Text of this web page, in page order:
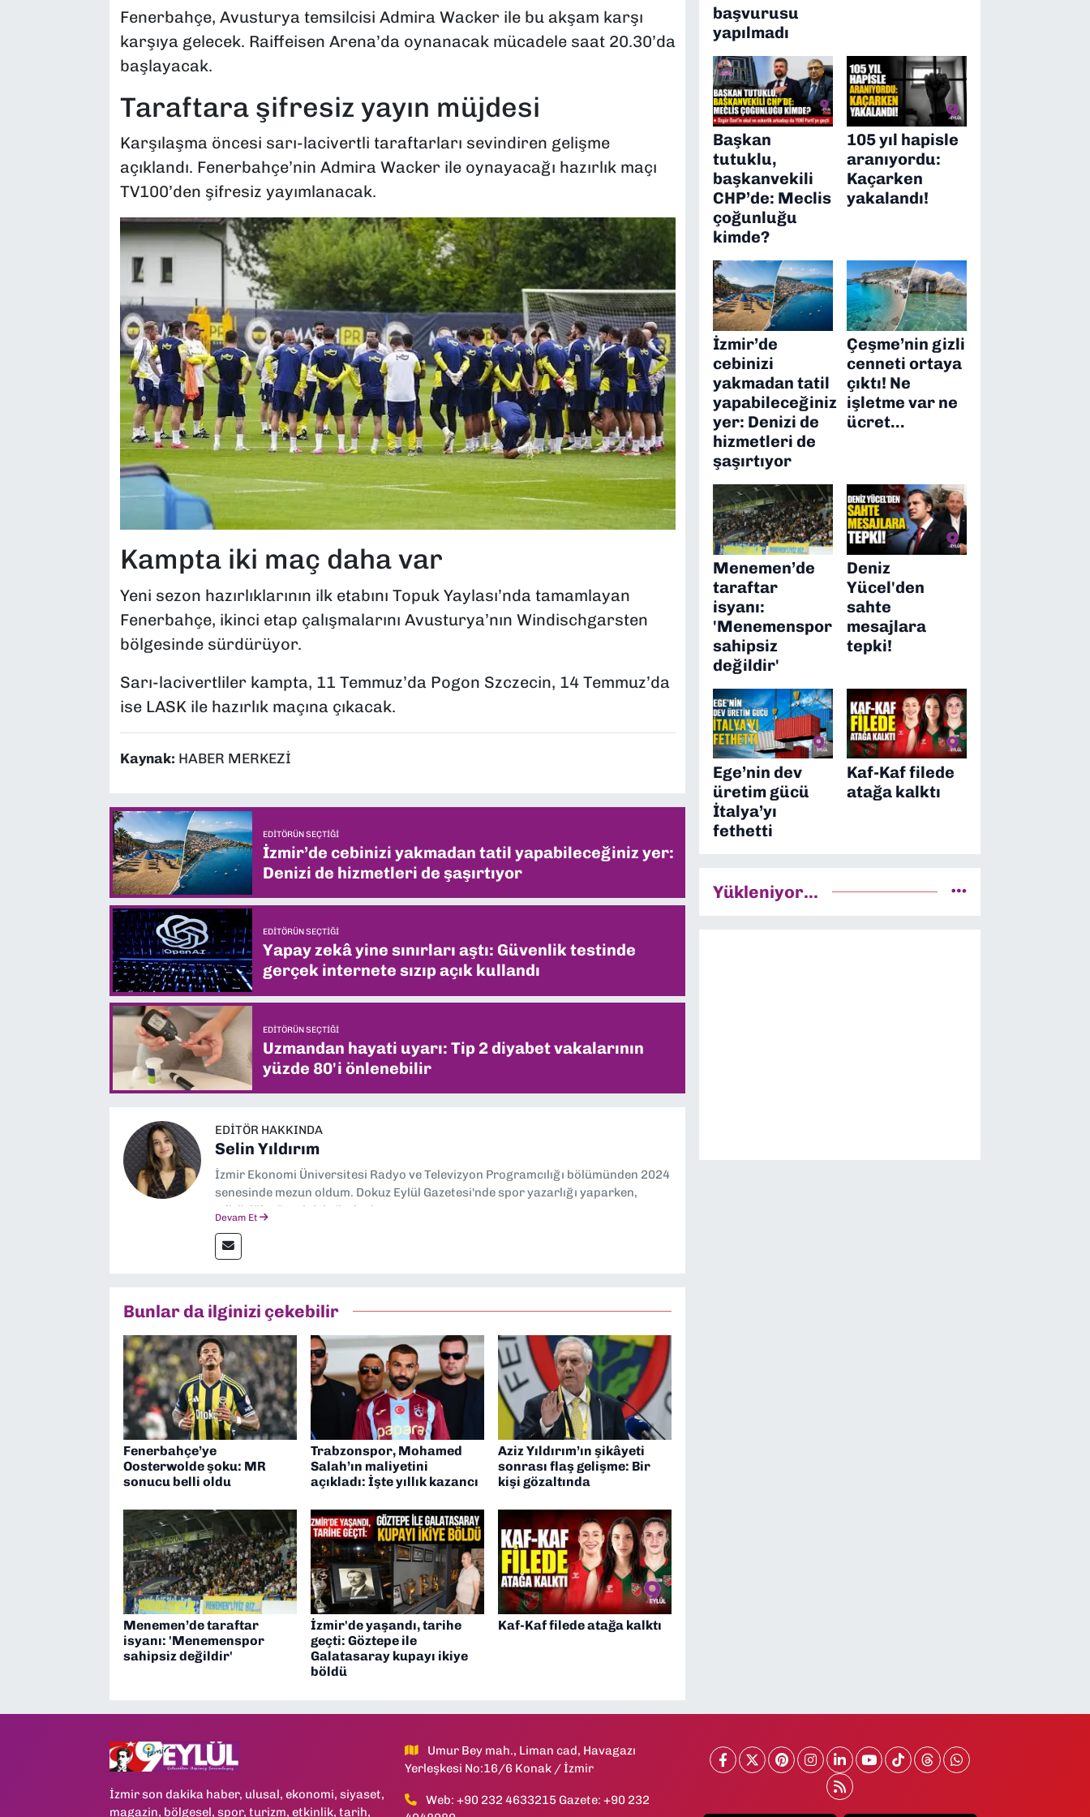
Fenerbahçe, Avusturya temsilcisi Admira Wacker ile bu akşam karşı
karşıya gelecek. Raiffeisen Arena’da oynanacak mücadele saat 20.30’da
başlayacak.
Taraftara şifresiz yayın müjdesi
Karşılaşma öncesi sarı-lacivertli taraftarları sevindiren gelişme
açıklandı. Fenerbahçe’nin Admira Wacker ile oynayacağı hazırlık maçı
TV100’den şifresiz yayımlanacak.
Kampta iki maç daha var
Yeni sezon hazırlıklarının ilk etabını Topuk Yaylası’nda tamamlayan
Fenerbahçe, ikinci etap çalışmalarını Avusturya’nın Windischgarsten
bölgesinde sürdürüyor.
Sarı-lacivertliler kampta, 11 Temmuz’da Pogon Szczecin, 14 Temmuz’da
ise LASK ile hazırlık maçına çıkacak.
Kaynak: HABER MERKEZİ
EDITÖRÜN SEÇTIĞI
İzmir’de cebinizi yakmadan tatil yapabileceğiniz yer:
Denizi de hizmetleri de şaşırtıyor
EDITÖRÜN SEÇTIĞI
Yapay zekâ yine sınırları aştı: Güvenlik testinde
gerçek internete sızıp açık kullandı
EDITÖRÜN SEÇTIĞI
Uzmandan hayati uyarı: Tip 2 diyabet vakalarının
yüzde 80'i önlenebilir
EDITÖR HAKKINDA
Selin Yıldırım
İzmir Ekonomi Üniversitesi Radyo ve Televizyon Programcılığı bölümünden 2024
senesinde mezun oldum. Dokuz Eylül Gazetesi'nde spor yazarlığı yaparken,
editörlük görevini de üstleniyorum.
Devam Et
Bunlar da ilginizi çekebilir
Fenerbahçe’ye
Oosterwolde şoku: MR
sonucu belli oldu
Trabzonspor, Mohamed
Salah’ın maliyetini
açıkladı: İşte yıllık kazancı
Aziz Yıldırım’ın şikâyeti
sonrası flaş gelişme: Bir
kişi gözaltında
Menemen’de taraftar
isyanı: 'Menemenspor
sahipsiz değildir'
İzmir'de yaşandı, tarihe
geçti: Göztepe ile
Galatasaray kupayı ikiye
böldü
Kaf-Kaf filede atağa kalktı
başvurusu
yapılmadı
Başkan
tutuklu,
başkanvekili
CHP’de: Meclis
çoğunluğu
kimde?
105 yıl hapisle
aranıyordu:
Kaçarken
yakalandı!
İzmir’de
cebinizi
yakmadan tatil
yapabileceğiniz
yer: Denizi de
hizmetleri de
şaşırtıyor
Çeşme’nin gizli
cenneti ortaya
çıktı! Ne
işletme var ne
ücret…
Menemen’de
taraftar
isyanı:
'Menemenspor
sahipsiz
değildir'
Deniz
Yücel'den
sahte
mesajlara
tepki!
Ege’nin dev
üretim gücü
İtalya’yı
fethetti
Kaf-Kaf filede
atağa kalktı
Yükleniyor...
İzmir son dakika haber, ulusal, ekonomi, siyaset,
magazin, bölgesel, spor, turizm, etkinlik, tarih,
Umur Bey mah., Liman cad, Havagazı
Yerleşkesi No:16/6 Konak / İzmir
Web: +90 232 4633215 Gazete: +90 232